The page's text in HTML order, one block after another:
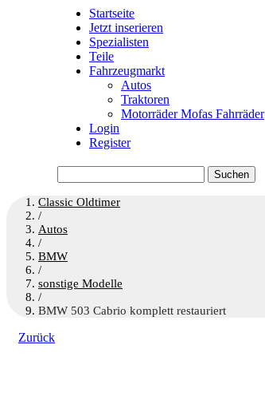
Startseite
Jetzt inserieren
Spezialisten
Teile
Fahrzeugmarkt
Autos
Traktoren
Motorräder Mofas Fahrräder
Login
Register
nach:
Classic Oldtimer
/
Autos
/
BMW
/
sonstige Modelle
/
BMW 503 Cabrio komplett restauriert
Zurück